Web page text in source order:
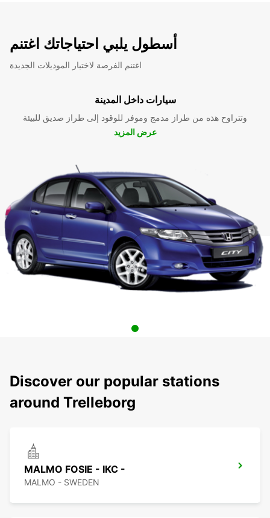
أسطول يلبي احتياجاتك اغتنم
اغتنم الفرصة لاختبار الموديلات الجديدة
سيارات داخل المدينة
وتتراوح هذه من طراز مدمج وموفر للوقود إلى طراز صديق للبيئة
عرض المزيد
Discover our popular stations
around Trelleborg
MALMO FOSIE - IKC -
MALMO - SWEDEN